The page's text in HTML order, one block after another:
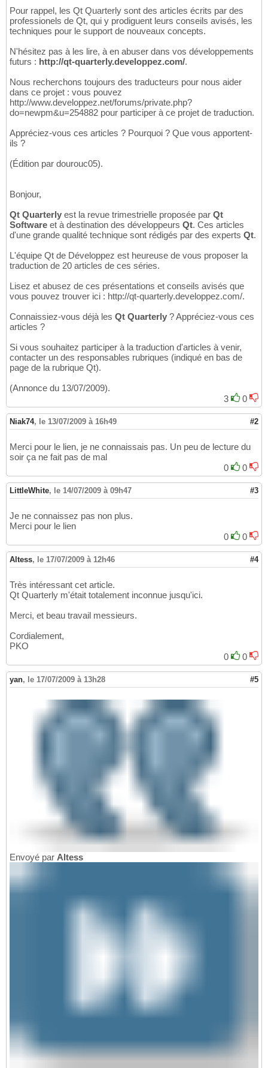
Pour rappel, les Qt Quarterly sont des articles écrits par des
professionels de Qt, qui y prodiguent leurs conseils avisés, les
techniques pour le support de nouveaux concepts.
N'hésitez pas à les lire, à en abuser dans vos développements
futurs : http://qt-quarterly.developpez.com/.
Nous recherchons toujours des traducteurs pour nous aider
dans ce projet : vous pouvez
http://www.developpez.net/forums/private.php?
do=newpm&u=254882 pour participer à ce projet de traduction.
Appréciez-vous ces articles ? Pourquoi ? Que vous apportent-
ils ?
(Édition par dourouc05).
Bonjour,
Qt Quarterly est la revue trimestrielle proposée par Qt
Software et à destination des développeurs Qt. Ces articles
d'une grande qualité technique sont rédigés par des experts Qt.
L'équipe Qt de Développez est heureuse de vous proposer la
traduction de 20 articles de ces séries.
Lisez et abusez de ces présentations et conseils avisés que
vous pouvez trouver ici : http://qt-quarterly.developpez.com/.
Connaissiez-vous déjà les Qt Quarterly ? Appréciez-vous ces
articles ?
Si vous souhaitez participer à la traduction d'articles à venir,
contacter un des responsables rubriques (indiqué en bas de
page de la rubrique Qt).
(Annonce du 13/07/2009).
3
0
Niak74, le 13/07/2009 à 16h49 #2
Merci pour le lien, je ne connaissais pas. Un peu de lecture du
soir ça ne fait pas de mal
0
0
LittleWhite, le 14/07/2009 à 09h47 #3
Je ne connaissez pas non plus.
Merci pour le lien
0
0
Altess, le 17/07/2009 à 12h46 #4
Très intéressant cet article.
Qt Quarterly m'était totalement inconnue jusqu'ici.
Merci, et beau travail messieurs.
Cordialement,
PKO
0
0
yan, le 17/07/2009 à 13h28 #5
Envoyé par Altess